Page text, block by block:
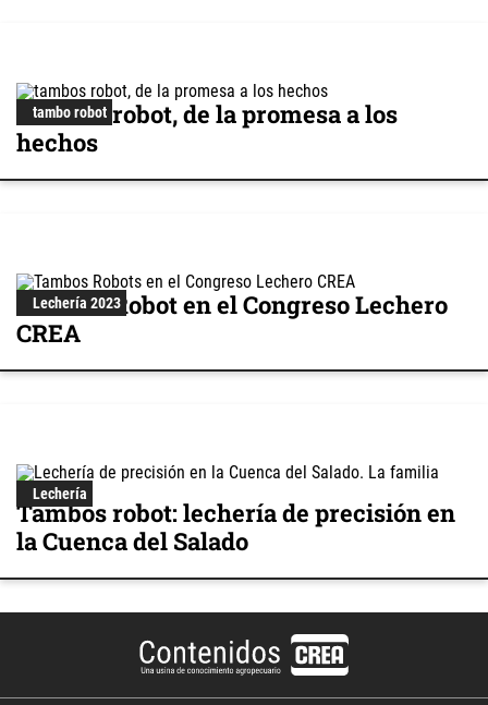
tambo robot
Tambos robot, de la promesa a los
hechos
Lechería 2023
Tambos Robot en el Congreso Lechero
CREA
Lechería
Tambos robot: lechería de precisión en
la Cuenca del Salado